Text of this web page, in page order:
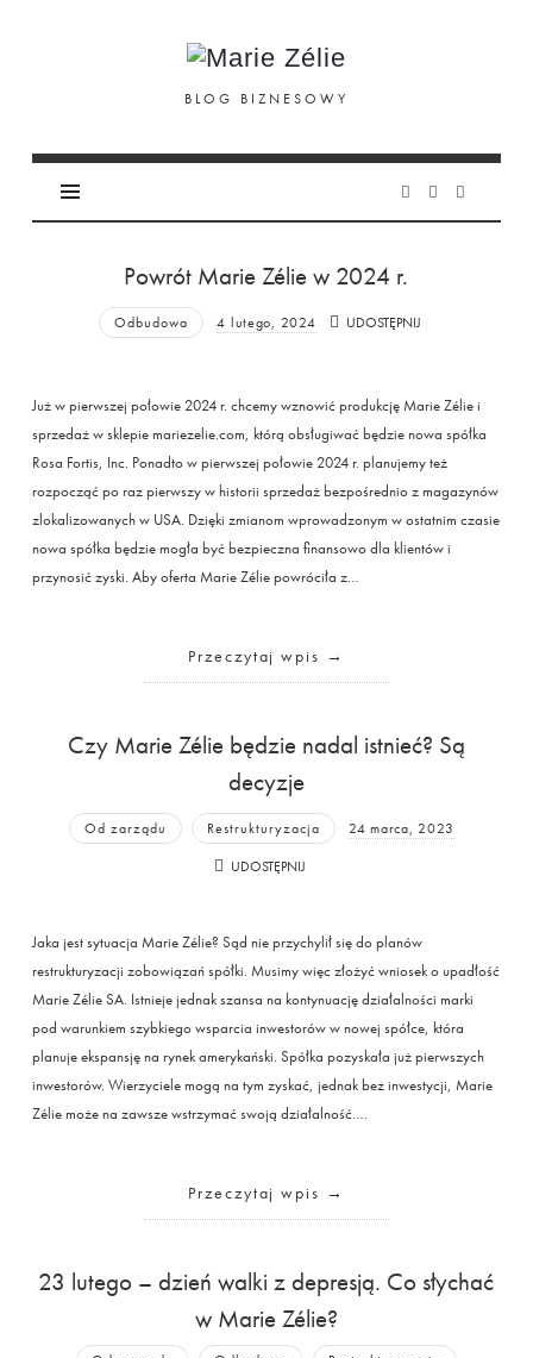
Marie
Zélie
BLOG BIZNESOWY
Powrót Marie Zélie w 2024 r.
Odbudowa 4 lutego, 2024 UDOSTĘPNIJ
Już w pierwszej połowie 2024 r. chcemy wznowić produkcję Marie Zélie i
sprzedaż w sklepie mariezelie.com, którą obsługiwać będzie nowa spółka
Rosa Fortis, Inc. Ponadto w pierwszej połowie 2024 r. planujemy też
rozpocząć po raz pierwszy w historii sprzedaż bezpośrednio z magazynów
zlokalizowanych w USA. Dzięki zmianom wprowadzonym w ostatnim czasie
nowa spółka będzie mogła być bezpieczna finansowo dla klientów i
przynosić zyski. Aby oferta Marie Zélie powróciła z…
Przeczytaj wpis
Czy Marie Zélie będzie nadal istnieć? Są
decyzje
Od zarządu Restrukturyzacja
24 marca, 2023
UDOSTĘPNIJ
Jaka jest sytuacja Marie Zélie? Sąd nie przychylił się do planów
restrukturyzacji zobowiązań spółki. Musimy więc złożyć wniosek o upadłość
Marie Zélie SA. Istnieje jednak szansa na kontynuację działalności marki
pod warunkiem szybkiego wsparcia inwestorów w nowej spółce, która
planuje ekspansję na rynek amerykański. Spółka pozyskała już pierwszych
inwestorów. Wierzyciele mogą na tym zyskać, jednak bez inwestycji, Marie
Zélie może na zawsze wstrzymać swoją działalność….
Przeczytaj wpis
23 lutego – dzień walki z depresją. Co słychać
w Marie Zélie?